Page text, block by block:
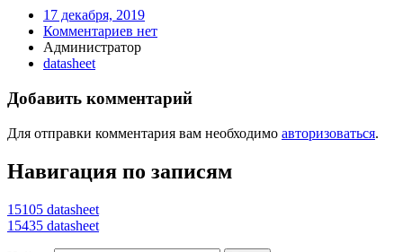
17 декабря, 2019
Комментариев нет
Администратор
datasheet
Добавить комментарий
Для отправки комментария вам необходимо авторизоваться.
Навигация по записям
15105 datasheet
15435 datasheet